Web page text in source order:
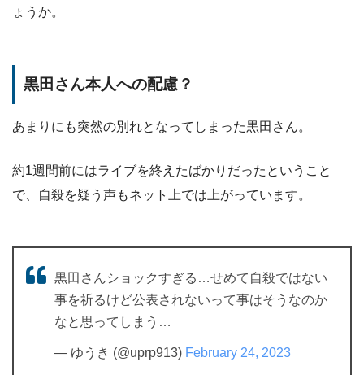
ょうか。
黒田さん本人への配慮？
あまりにも突然の別れとなってしまった黒田さん。
約1週間前にはライブを終えたばかりだったということ
で、自殺を疑う声もネット上では上がっています。
黒田さんショックすぎる…せめて自殺ではない
事を祈るけど公表されないって事はそうなのか
なと思ってしまう…
— ゆうき (@uprp913) February 24, 2023